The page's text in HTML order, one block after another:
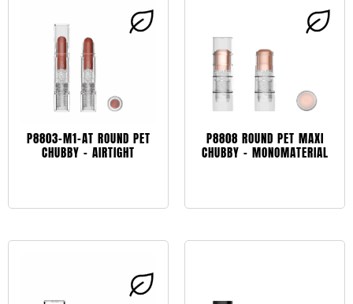
P8803-M1-AT ROUND PET
CHUBBY – AIRTIGHT
P8808 ROUND PET MAXI
CHUBBY – MONOMATERIAL